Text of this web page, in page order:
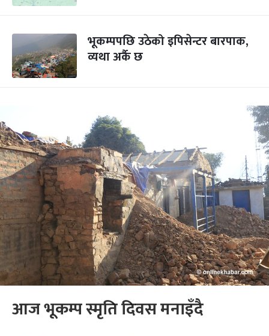
भूकम्पपछि उठेको इपिसेन्टर बारपाक,
व्यथा अर्कै छ
आज भूकम्प स्मृति दिवस मनाइँदै